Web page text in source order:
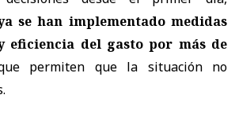
se han implementado medidas
eficiencia del gasto por más de
permiten que la situación no